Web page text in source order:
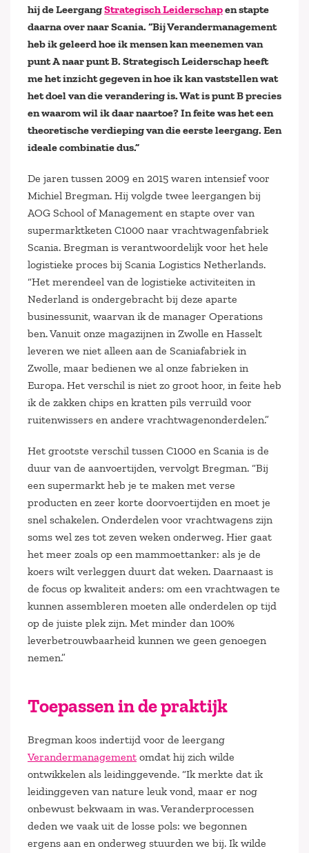
hij de LeergangStrategisch Leiderschapen stapte
daarna over naar Scania. “Bij Verandermanagement
heb ik geleerd hoe ik mensen kan meenemen van
punt A naar punt B. Strategisch Leiderschap heeft
me het inzicht gegeven in hoe ik kan vaststellen wat
het doel van die verandering is. Wat is punt B precies
en waarom wil ik daar naartoe? In feite was het een
theoretische verdieping van die eerste leergang. Een
ideale combinatie dus.”
De jaren tussen 2009 en 2015 waren intensief voor
Michiel Bregman. Hij volgde twee leergangen bij
AOG School of Management en stapte over van
supermarktketen C1000 naar vrachtwagenfabriek
Scania. Bregman is verantwoordelijk voor het hele
logistieke proces bij Scania Logistics Netherlands.
“Het merendeel van de logistieke activiteiten in
Nederland is ondergebracht bij deze aparte
businessunit, waarvan ik de manager Operations
ben. Vanuit onze magazijnen in Zwolle en Hasselt
leveren we niet alleen aan de Scaniafabriek in
Zwolle, maar bedienen we al onze fabrieken in
Europa. Het verschil is niet zo groot hoor, in feite heb
ik de zakken chips en kratten pils verruild voor
ruitenwissers en andere vrachtwagenonderdelen.”
Het grootste verschil tussen C1000 en Scania is de
duur van de aanvoertijden, vervolgt Bregman. “Bij
een supermarkt heb je te maken met verse
producten en zeer korte doorvoertijden en moet je
snel schakelen. Onderdelen voor vrachtwagens zijn
soms wel zes tot zeven weken onderweg. Hier gaat
het meer zoals op een mammoettanker: als je de
koers wilt verleggen duurt dat weken. Daarnaast is
de focus op kwaliteit anders: om een vrachtwagen te
kunnen assembleren moeten alle onderdelen op tijd
op de juiste plek zijn. Met minder dan 100%
leverbetrouwbaarheid kunnen we geen genoegen
nemen.”
Toepassen in de praktijk
Bregman koos indertijd voor de leergang
Verandermanagement omdat hij zich wilde
ontwikkelen als leidinggevende. “Ik merkte dat ik
leidinggeven van nature leuk vond, maar er nog
onbewust bekwaam in was. Veranderprocessen
deden we vaak uit de losse pols: we begonnen
ergens aan en onderweg stuurden we bij. Ik wilde